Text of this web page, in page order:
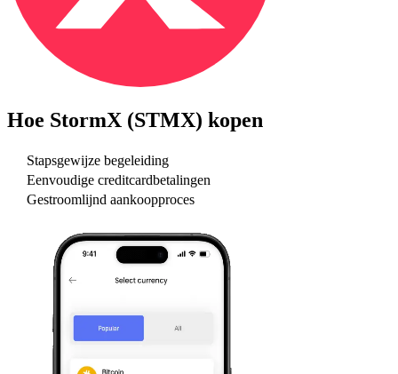
Hoe StormX (STMX) kopen
Stapsgewijze begeleiding
Eenvoudige creditcardbetalingen
Gestroomlijnd aankoopproces